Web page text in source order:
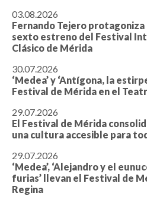
03.08.2026
Fernando Tejero protagoniza
sexto estreno del Festival
Clásico de Mérida
30.07.2026
‘Medea’ y ‘Antígona, la
Festival de Mérida en el
29.07.2026
El Festival de Mérida
una cultura accesible para
29.07.2026
‘Medea’, ‘Alejandro y el
furias’ llevan el Festival de
Regina